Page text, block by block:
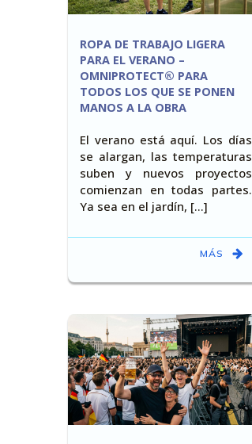
ROPA DE TRABAJO LIGERA
PARA EL VERANO –
OMNIPROTECT® PARA
TODOS LOS QUE SE PONEN
MANOS A LA OBRA
El verano está aquí. Los días
se alargan, las temperaturas
suben y nuevos proyectos
comienzan en todas partes.
Ya sea en el jardín, [...]
MÁS